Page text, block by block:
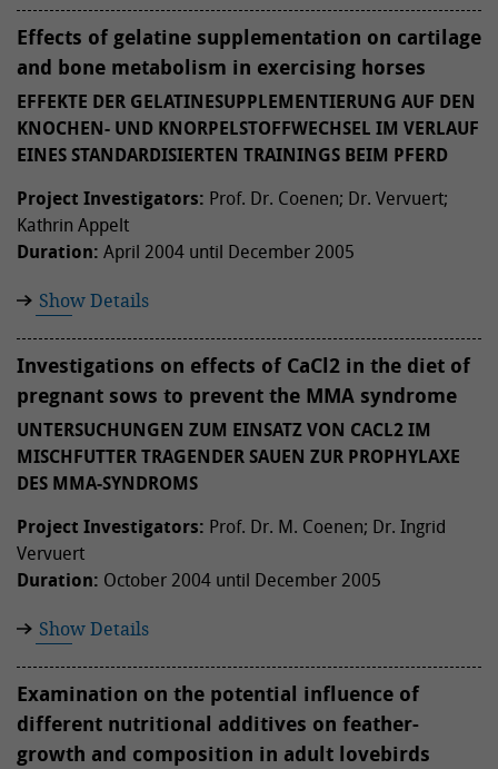
Effects of gelatine supplementation on cartilage
and bone metabolism in exercising horses
EFFEKTE DER GELATINESUPPLEMENTIERUNG AUF DEN
KNOCHEN- UND KNORPELSTOFFWECHSEL IM VERLAUF
EINES STANDARDISIERTEN TRAININGS BEIM PFERD
Project Investigators: Prof. Dr. Coenen; Dr. Vervuert;
Kathrin Appelt
Duration: April 2004 until December 2005
Show Details
Investigations on effects of CaCl2 in the diet of
pregnant sows to prevent the MMA syndrome
UNTERSUCHUNGEN ZUM EINSATZ VON CACL2 IM
MISCHFUTTER TRAGENDER SAUEN ZUR PROPHYLAXE
DES MMA-SYNDROMS
Project Investigators: Prof. Dr. M. Coenen; Dr. Ingrid
Vervuert
Duration: October 2004 until December 2005
Show Details
Examination on the potential influence of
different nutritional additives on feather-
growth and composition in adult lovebirds